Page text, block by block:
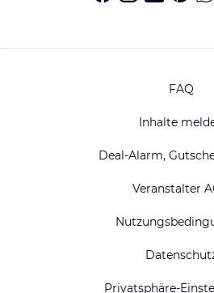
FAQ
Inhalte
Deal-Alarm,
Veranstalter
Privatsphäre-